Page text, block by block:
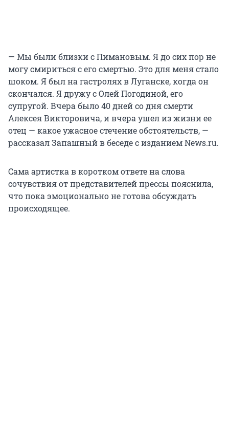
— Мы были близки с Пимановым. Я до сих пор не
могу смириться с его смертью. Это для меня стало
шоком. Я был на гастролях в Луганске, когда он
скончался. Я дружу с Олей Погодиной, его
супругой. Вчера было 40 дней со дня смерти
Алексея Викторовича, и вчера ушел из жизни ее
отец — какое ужасное стечение обстоятельств, —
рассказал Запашный в беседе с изданием News.ru.
Сама артистка в коротком ответе на слова
сочувствия от представителей прессы пояснила,
что пока эмоционально не готова обсуждать
происходящее.